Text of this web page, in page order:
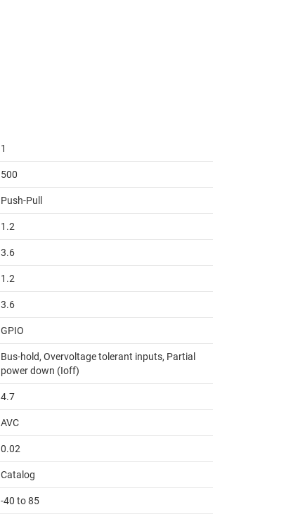
1
500
Push-Pull
1.2
3.6
1.2
3.6
GPIO
Bus-hold, Overvoltage tolerant inputs, Partial
power down (Ioff)
4.7
AVC
0.02
Catalog
-40 to 85